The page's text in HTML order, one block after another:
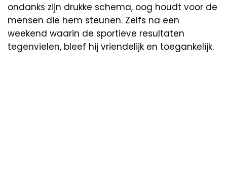
ondanks zijn drukke schema, oog houdt voor de
mensen die hem steunen. Zelfs na een
weekend waarin de sportieve resultaten
tegenvielen, bleef hij vriendelijk en toegankelijk.